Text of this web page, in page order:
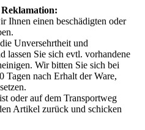
Reklamation:
Ihnen einen beschädigten oder
Unversehrtheit und
lassen Sie sich evtl. vorhandene
Wir bitten Sie sich bei
Tagen nach Erhalt der Ware,
oder auf dem Transportweg
Artikel zurück und schicken